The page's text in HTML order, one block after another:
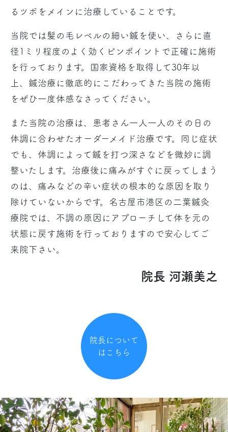
るツボをメインに治療していることです。
当院では髪の毛レベルの細い鍼を使い、さらに直
径1ミリ程度のよく効くピンポイントで正確に施術
を行っております。国家資格を取得して30年以
上、鍼治療に徹底的にこだわってきた当院の施術
をぜひ一度体感なさってください。
また当院の治療は、患者さん一人一人のその日の
体調に合わせたオーダーメイド治療です。同じ症状
でも、体調によって鍼を打つ深さなどを微妙に調
整いたします。治療後に痛みがすぐに戻ってしまう
のは、痛みなどの辛い症状の根本的な原因を取り
除けていないからです。名古屋市港区の二葉鍼灸
療院では、不調の原因にアプローチして体を元の
状態に戻す施術を行っておりますので安心してご
来院下さい。
院長 河瀬美之
院長について
はこちら